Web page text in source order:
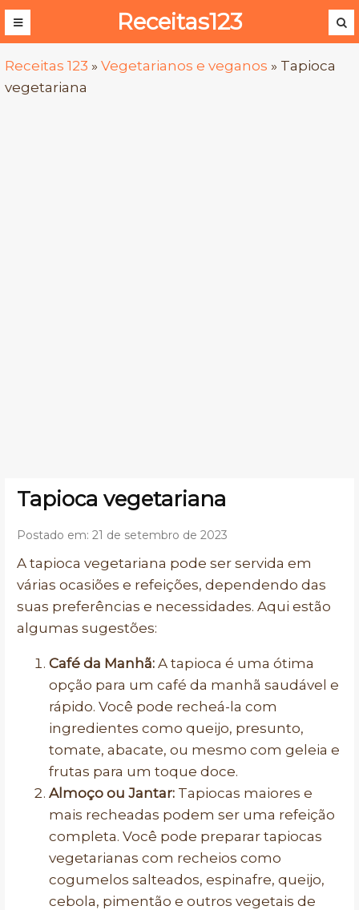
Receitas123
Receitas 123 » Vegetarianos e veganos » Tapioca
vegetariana
Tapioca vegetariana
Postado em: 21 de setembro de 2023
A tapioca vegetariana pode ser servida em
várias ocasiões e refeições, dependendo das
suas preferências e necessidades. Aqui estão
algumas sugestões:
Café da Manhã: A tapioca é uma ótima
opção para um café da manhã saudável e
rápido. Você pode recheá-la com
ingredientes como queijo, presunto,
tomate, abacate, ou mesmo com geleia e
frutas para um toque doce.
Almoço ou Jantar: Tapiocas maiores e
mais recheadas podem ser uma refeição
completa. Você pode preparar tapiocas
vegetarianas com recheios como
cogumelos salteados, espinafre, queijo,
cebola, pimentão e outros vegetais de